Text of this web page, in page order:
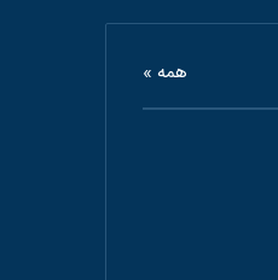
همه »